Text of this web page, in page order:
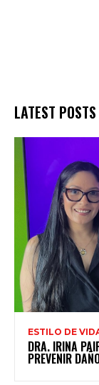
LATEST POSTS
ESTILO DE
DRA. IRINA
PREVENIR